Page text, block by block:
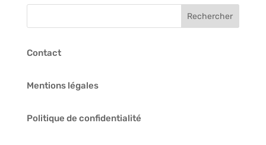
Contact
Mentions légales
Politique de confidentialité